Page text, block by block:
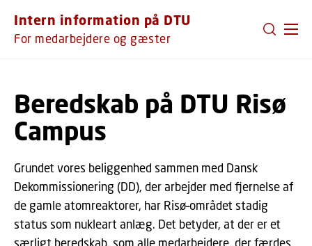
Intern information på DTU
For medarbejdere og gæster
Beredskab på DTU Risø
Campus
Grundet vores beliggenhed sammen med Dansk
Dekommissionering (DD), der arbejder med fjernelse af
de gamle atomreaktorer, har Risø–området stadig
status som nukleart anlæg. Det betyder, at der er et
særligt beredskab, som alle medarbejdere, der færdes